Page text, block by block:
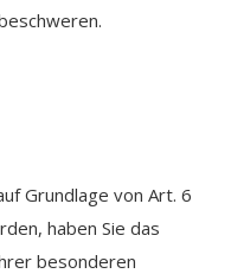
Grundlage von Art. 6
haben Sie das
besonderen